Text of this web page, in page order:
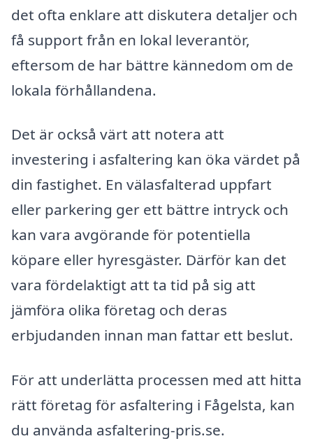
det ofta enklare att diskutera detaljer och
få support från en lokal leverantör,
eftersom de har bättre kännedom om de
lokala förhållandena.
Det är också värt att notera att
investering i asfaltering kan öka värdet på
din fastighet. En välasfalterad uppfart
eller parkering ger ett bättre intryck och
kan vara avgörande för potentiella
köpare eller hyresgäster. Därför kan det
vara fördelaktigt att ta tid på sig att
jämföra olika företag och deras
erbjudanden innan man fattar ett beslut.
För att underlätta processen med att hitta
rätt företag för asfaltering i Fågelsta, kan
du använda asfaltering-pris.se.